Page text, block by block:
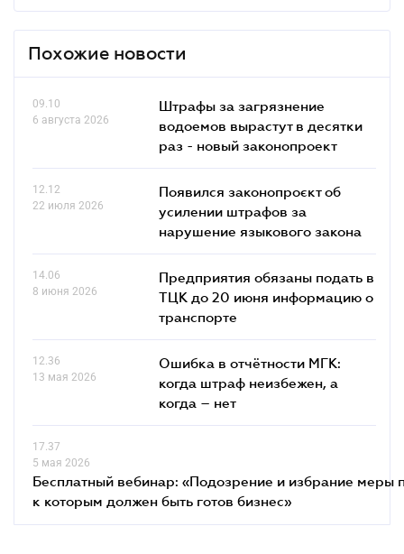
Похожие новости
09.10
6 августа 2026
Штрафы за загрязнение
водоемов вырастут в десятки
раз - новый законопроект
12.12
22 июля 2026
Появился законопроєкт об
усилении штрафов за
нарушение языкового закона
14.06
8 июня 2026
Предприятия обязаны подать в
ТЦК до 20 июня информацию о
транспорте
12.36
13 мая 2026
Ошибка в отчётности МГК:
когда штраф неизбежен, а
когда – нет
17.37
5 мая 2026
Бесплатный вебинар: «Подозрение и избрание меры
к которым должен быть готов бизнес»